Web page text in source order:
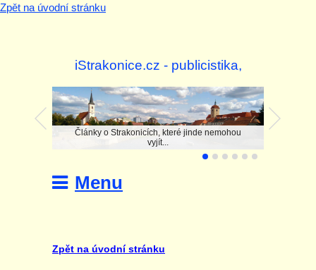
Zpět na úvodní stránku
iStrakonice.cz - publicistika,
investigace
Články o Strakonicích, které jinde nemohou
vyjít...
Menu
Zpět na úvodní stránku